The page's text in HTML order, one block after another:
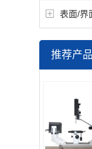
表面/界
推荐产品